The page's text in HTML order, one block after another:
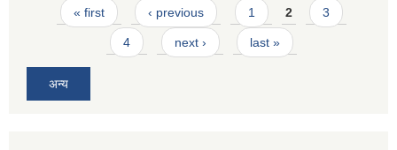
Pages
« first ‹ previous 1 2 3
4 next › last »
अन्य